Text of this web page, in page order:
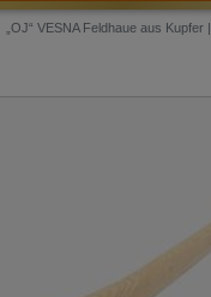
„OJ“ VESNA Feldhaue aus